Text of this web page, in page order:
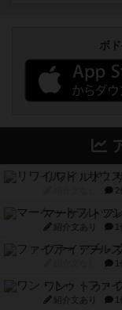
ボ
リワイルド：
2
マーケットフ
紹介文あり
ファイアー・
ワン・トゥ・
紹介文あり